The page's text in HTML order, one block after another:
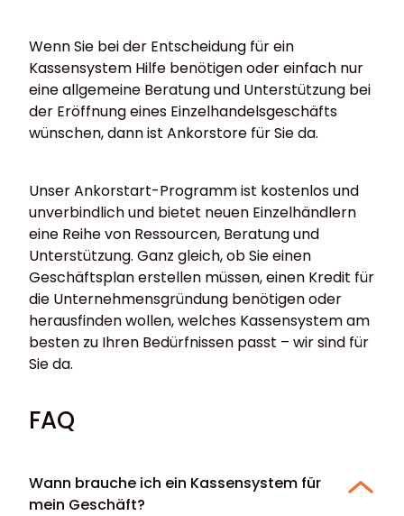
Wenn Sie bei der Entscheidung für ein
Kassensystem Hilfe benötigen oder einfach nur
eine allgemeine Beratung und Unterstützung bei
der Eröffnung eines Einzelhandelsgeschäfts
wünschen, dann ist Ankorstore für Sie da.
Unser Ankorstart-Programm ist kostenlos und
unverbindlich und bietet neuen Einzelhändlern
eine Reihe von Ressourcen, Beratung und
Unterstützung. Ganz gleich, ob Sie einen
Geschäftsplan erstellen müssen, einen Kredit für
die Unternehmensgründung benötigen oder
herausfinden wollen, welches Kassensystem am
besten zu Ihren Bedürfnissen passt – wir sind für
Sie da.
FAQ
Wann brauche ich ein Kassensystem für
mein Geschäft?